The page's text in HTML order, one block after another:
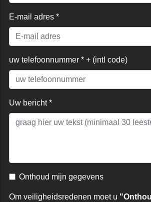
E-mail adres *
uw telefoonnummer * + (intl code)
Uw bericht *
Onthoud mijn gegevens
Om veiligheidsredenen moet u